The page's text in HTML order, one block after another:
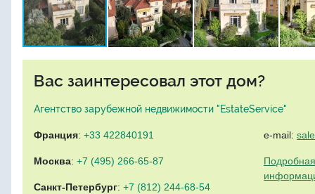
Вас заинтересовал этот дом?
Агентство зарубежной недвижимости "EstateService"
Франция: +33 422840191
Москва: +7 (495) 266-65-87
Санкт-Петербург: +7 (812) 244-68-54
e-mail: